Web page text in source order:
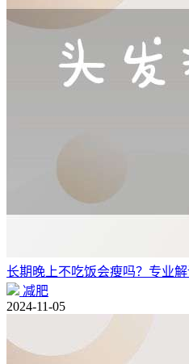
长期晚上不吃饭会瘦吗？专业
减肥
2024-11-05